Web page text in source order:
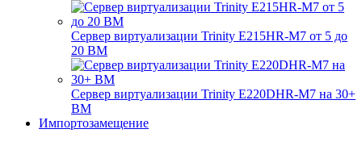
Сервер виртуализации Trinity E215HR-M7 от 5 до
20 ВМ
Сервер виртуализации Trinity E220DHR-M7 на 30+
ВМ
Импортозамещение